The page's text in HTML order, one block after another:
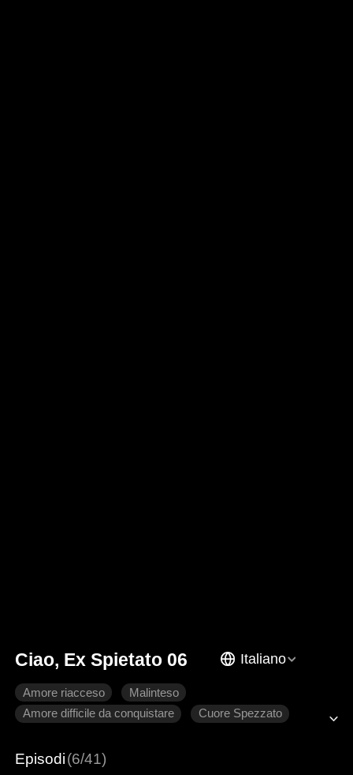
Ciao, Ex Spietato 06 Italiano
Amore riacceso
Malinteso
Amore difficile da conquistare
Cuore Spezzato
Episodi(6/41)